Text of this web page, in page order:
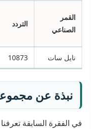
القمر
الصناعي
التردد
نايل سات 10873
نبذة عن